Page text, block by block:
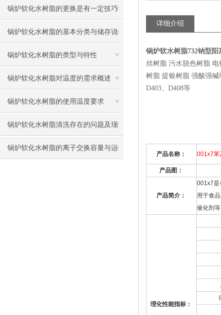
锅炉软化水树脂的更换是有一定技巧
的
锅炉软化水树脂的基本分类与储存说
明
锅炉软化水树脂的类型与特性
锅炉软化水树脂对温度的需求概述
锅炉软化水树脂的使用温度要求
锅炉软化水树脂清洗存在的问题及现
状解决
锅炉软化水树脂的离子交换容量与运
详细介绍
锅炉软水树脂732钠型阳
丝树脂 污水脱色树脂
树脂 提银树脂 强酸强碱
D403、D408等
产品名称： 001x7苯
产品图：
产品简介：
001x7是
用于食
催化剂
理化性能指标：